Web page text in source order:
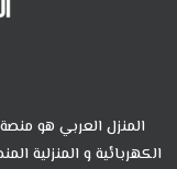
المنزل العربي هو
الكهربائية و المنزلية